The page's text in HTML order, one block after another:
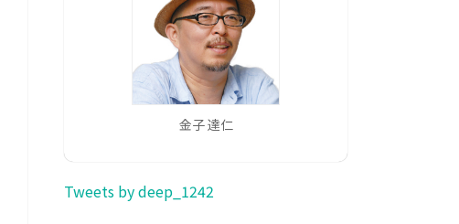
金子 達仁
Tweets by deep_1242